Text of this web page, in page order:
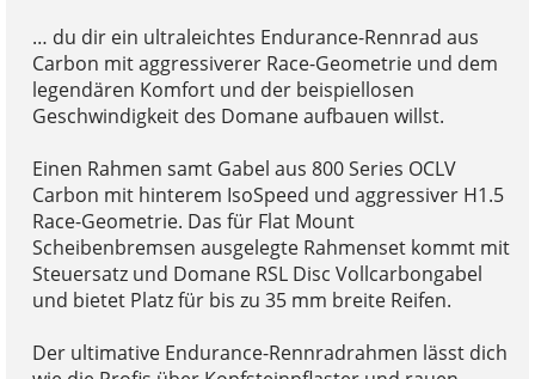
… du dir ein ultraleichtes Endurance-Rennrad aus
Carbon mit aggressiverer Race-Geometrie und dem
legendären Komfort und der beispiellosen
Geschwindigkeit des Domane aufbauen willst.
Einen Rahmen samt Gabel aus 800 Series OCLV
Carbon mit hinterem IsoSpeed und aggressiver H1.5
Race-Geometrie. Das für Flat Mount
Scheibenbremsen ausgelegte Rahmenset kommt mit
Steuersatz und Domane RSL Disc Vollcarbongabel
und bietet Platz für bis zu 35 mm breite Reifen.
Der ultimative Endurance-Rennradrahmen lässt dich